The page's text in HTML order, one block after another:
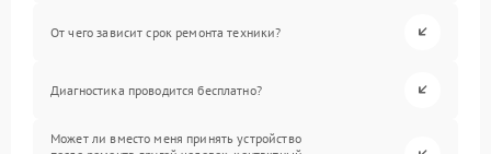
От чего зависит срок ремонта техники?
Диагностика проводится бесплатно?
Может ли вместо меня принять устройство